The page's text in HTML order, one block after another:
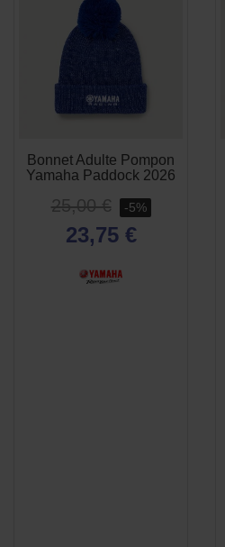
Bonnet Adulte Pompon
Yamaha Paddock 2026
25,00 € -5%
23,75 €
 APERÇU
RAPIDE